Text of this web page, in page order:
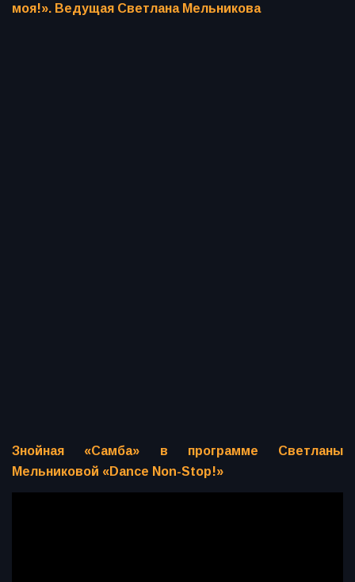
моя!». Ведущая Светлана Мельникова
Знойная «Самба» в программе Светланы
Мельниковой «Dance Non-Stop!»